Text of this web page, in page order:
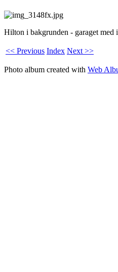
Hilton i bakgrunden - garaget med
<< Previous Index Next >>
Photo album created with Web